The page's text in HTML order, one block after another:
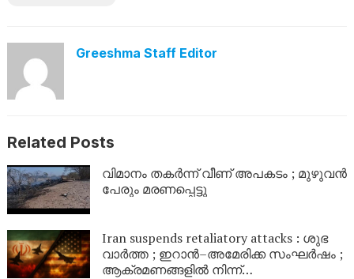
Greeshma Staff Editor
Related Posts
വിമാനം തകർന്ന് വീണ് അപകടം ; മുഴുവൻ
പേരും മരണപ്പെട്ടു
Iran suspends retaliatory attacks : ശുഭ
വാർത്ത ; ഇറാൻ–അമേരിക്ക സംഘർഷം ;
ആക്രമണങ്ങളിൽ നിന്ന്